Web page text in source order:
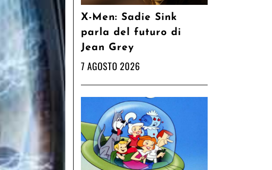
X-Men: Sadie Sink
parla del futuro di
Jean Grey
7 AGOSTO 2026